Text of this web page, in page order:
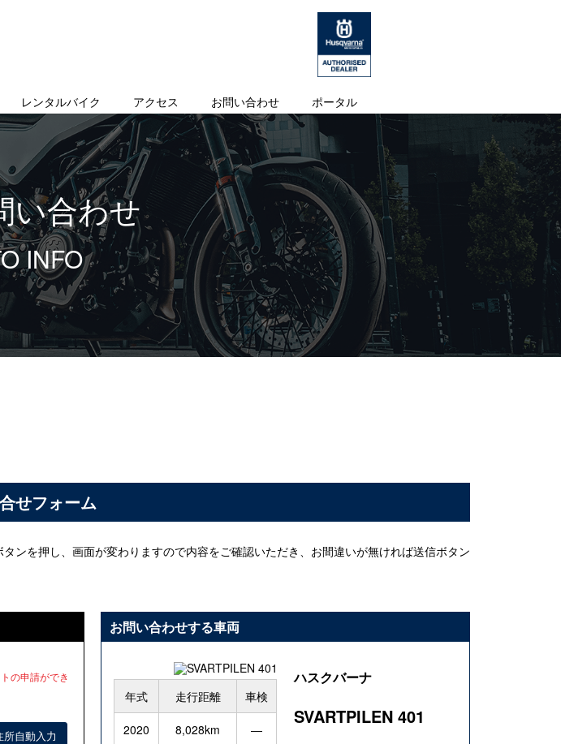
レンタルバイク アクセス お問い合わせ ポータル
い合わせ
INFO
せフォーム
ンを押し、画面が変わりますので内容をご確認いただき、お間違いが無ければ送信ボタン
の申請ができ
所自動入力
お問い合わせする車両
年式 走行距離 車検
2020 8,028km ―
ハスクバーナ
SVARTPILEN 401